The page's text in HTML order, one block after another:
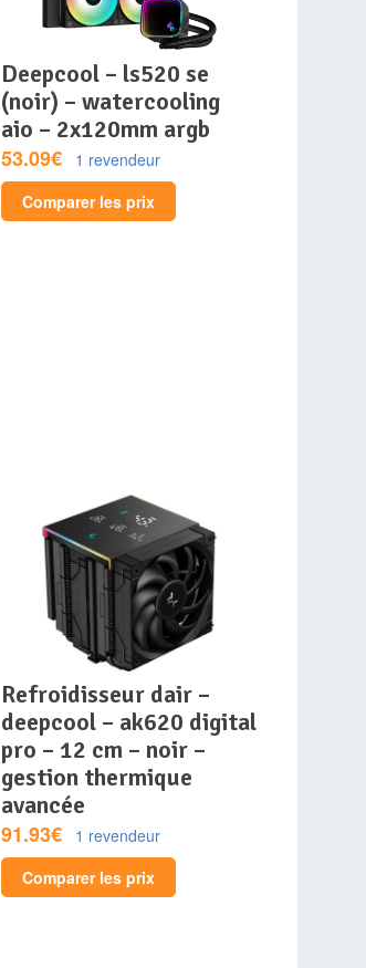
deepcool – ls520 se
(noir) – watercooling
aio – 2x120mm argb
53.09€
1 revendeur
Comparer les prix
refroidisseur dair –
deepcool – ak620 digital
pro – 12 cm – noir –
gestion thermique
avancée
91.93€
1 revendeur
Comparer les prix